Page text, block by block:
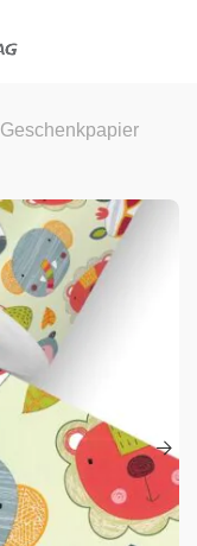
Geschenkpapier